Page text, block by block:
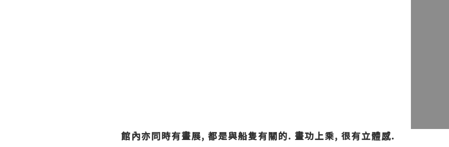
館內亦同時有畫展, 都是與船隻有關的. 畫功上乘, 很有立體感.